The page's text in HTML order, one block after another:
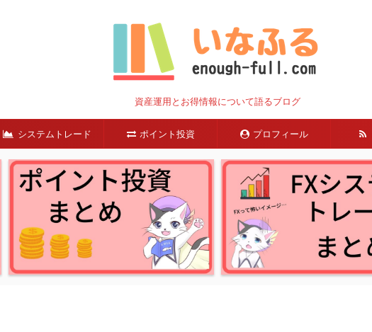
資産運用とお得情報について語るブログ
システムトレード ポイント投資 プロフィール